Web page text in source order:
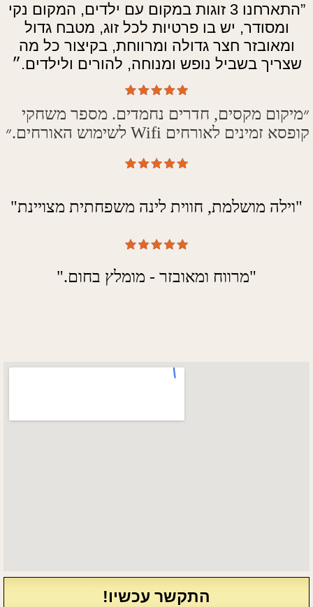
”
התארחנו 3 זוגות במקום עם ילדים, המקום נקי
ומסודר, יש בו פרטיות לכל זוג, מטבח גדול
ומאובזר חצר גדולה ומרווחת, בקיצור כל מה
שצריך בשביל נופש ומנוחה, להורים ולילדים.״
״מיקום מקסים, חדרים נחמדים. מספר משחקי
קופסא זמינים לאורחים Wifi לשימוש האורחים.״
"וילה מושלמת, חווית לינה משפחתית מצויינת"
"מרווח ומאובזר - מומלץ בחום."
התקשר עכשיו!